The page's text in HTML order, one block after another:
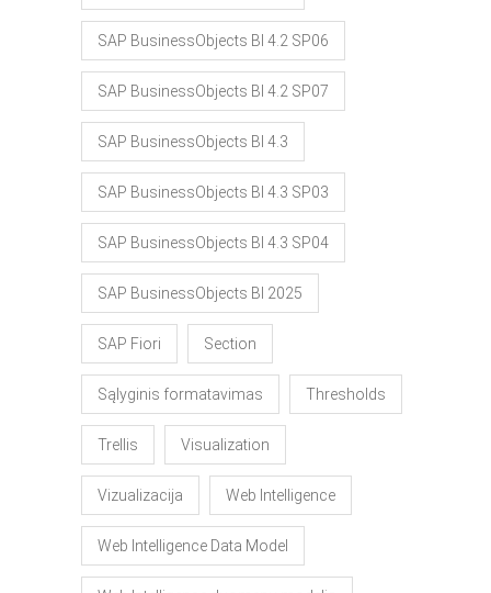
SAP BusinessObjects BI 4.2 SP06
SAP BusinessObjects BI 4.2 SP07
SAP BusinessObjects BI 4.3
SAP BusinessObjects BI 4.3 SP03
SAP BusinessObjects BI 4.3 SP04
SAP BusinessObjects BI 2025
SAP Fiori Section
Sąlyginis formatavimas Thresholds
Trellis Visualization
Vizualizacija Web Intelligence
Web Intelligence Data Model